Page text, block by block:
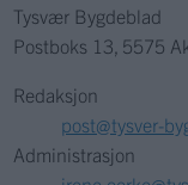
Tysvær Bygdeblad
Postboks 13, 5575
Redaksjon
post@tysver-
Administrasjon